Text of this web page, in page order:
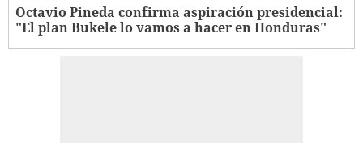
Octavio Pineda confirma aspiración presidencial:
"El plan Bukele lo vamos a hacer en Honduras"